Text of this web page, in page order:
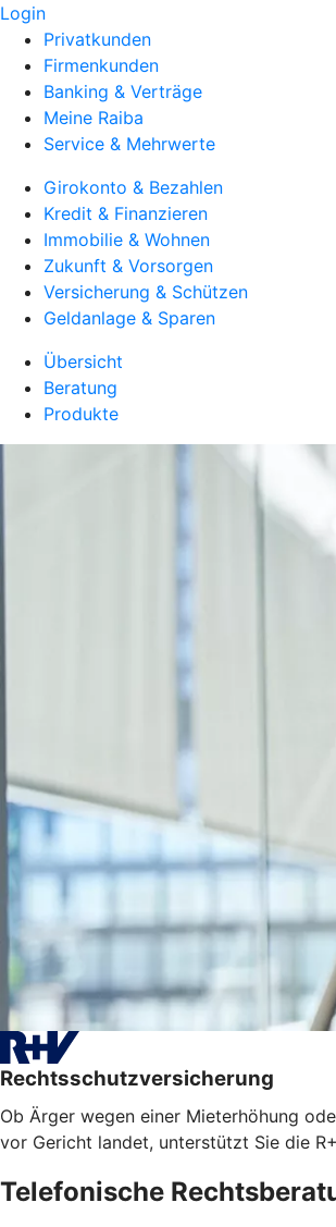
Login
Privatkunden
Firmenkunden
Banking & Verträge
Meine Raiba
Service & Mehrwerte
Girokonto & Bezahlen
Kredit & Finanzieren
Immobilie & Wohnen
Zukunft & Vorsorgen
Versicherung & Schützen
Geldanlage & Sparen
Übersicht
Beratung
Produkte
Rechtsschutzversicherung
Ob Ärger wegen einer Mieterhöhung
vor Gericht landet, unterstützt Sie die
Telefonische